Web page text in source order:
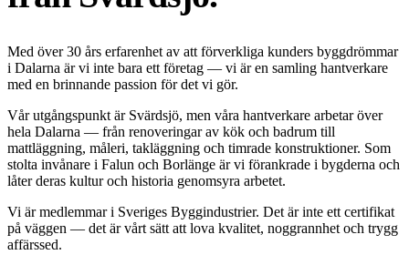
Med över 30 års erfarenhet av att förverkliga kunders byggdrömmar
i Dalarna är vi inte bara ett företag — vi är en samling hantverkare
med en brinnande passion för det vi gör.
Vår utgångspunkt är Svärdsjö, men våra hantverkare arbetar över
hela Dalarna — från renoveringar av kök och badrum till
mattläggning, måleri, takläggning och timrade konstruktioner. Som
stolta invånare i Falun och Borlänge är vi förankrade i bygderna och
låter deras kultur och historia genomsyra arbetet.
Vi är medlemmar i Sveriges Byggindustrier. Det är inte ett certifikat
på väggen — det är vårt sätt att lova kvalitet, noggrannhet och trygg
affärssed.